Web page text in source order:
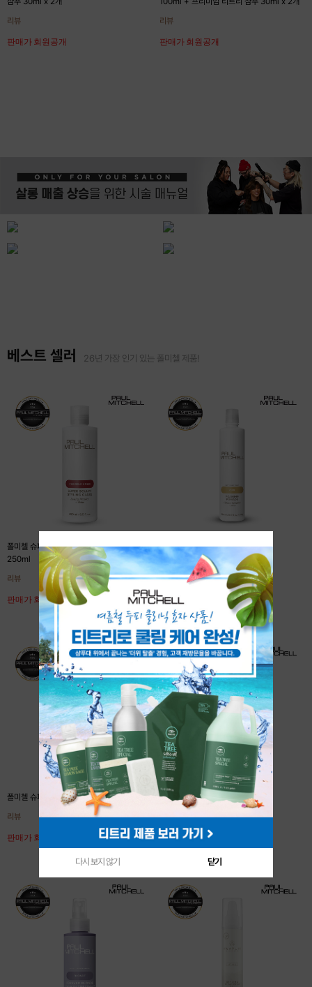
리뷰
판매가 회원공개
리뷰
판매가 회원공개
베스트 셀러 26년 가장 인기 있는 폴미첼 제품!
폴미첼 슈퍼 스컬프트 스타일링 글레이즈
250ml
리뷰
판매가 회원공개
폴미첼 포밍 포메이드 250ml
리뷰
판매가 회원공개
폴미첼 슈퍼 스키니 세럼 250ml
리뷰
판매가 회원공개
폴미첼 슈퍼 스키니 세럼 150ml
리뷰
판매가 회원공개
다시 보지 않기 닫기
다시 보지 않기 닫기